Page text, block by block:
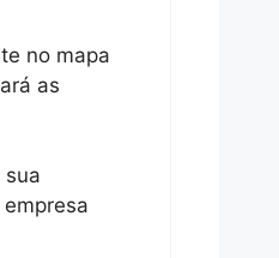
no mapa
as
sua